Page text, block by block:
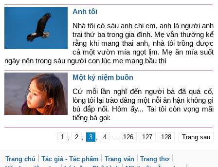
Anh tôi
Nhà tôi có sáu anh chị em, anh là người anh
trai thứ ba trong gia đình. Mẹ vẫn thường kể
rằng khi mang thai anh, nhà tôi trồng được
cả một vườn mía ngọt lịm. Mẹ ăn mía suốt
ngày nên trong sáu người con lúc mẹ mang bầu thì
Một kỷ niệm buồn
Cứ mỗi lần nghĩ đến người bà đã quá cố,
lòng tôi lại trào dâng một nỗi ân hận không gì
bù đắp nổi. Hôm ấy... Tai tôi còn vọng mãi
tiếng bà gọi:
1 , 2 , 3 , 4 ... 126 127 128 Trang sau
Trang chủ Tác giả - Tác phẩm Trang văn
Trang thơ